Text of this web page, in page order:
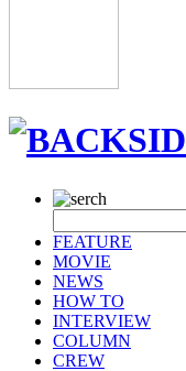
FEATURE
MOVIE
NEWS
HOW TO
INTERVIEW
COLUMN
CREW